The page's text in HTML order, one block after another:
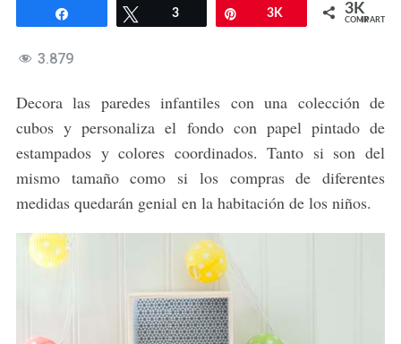
Compartir Twittear
3 3K 3K
COMPARTIR
3.879
Decora las paredes infantiles con una colección de
cubos y personaliza el fondo con papel pintado de
estampados y colores coordinados. Tanto si son del
mismo tamaño como si los compras de diferentes
medidas quedarán genial en la habitación de los niños.